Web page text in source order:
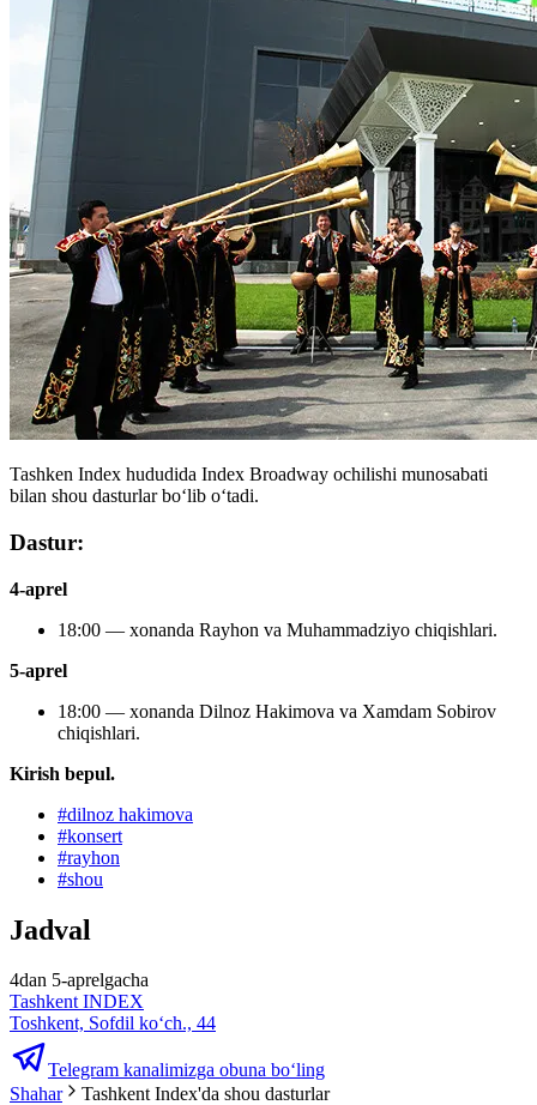
Tashken Index hududida Index Broadway ochilishi munosabati
bilan shou dasturlar boʻlib oʻtadi.
Dastur:
4-aprel
18:00 — xonanda Rayhon va Muhammadziyo chiqishlari.
5-aprel
18:00 — xonanda Dilnoz Hakimova va Xamdam Sobirov
chiqishlari.
Kirish bepul.
#dilnoz hakimova
#konsert
#rayhon
#shou
Jadval
4dan 5-aprelgacha
Tashkent INDEX
Toshkent, Sofdil ko‘ch., 44
Telegram kanalimizga obuna bo‘ling
Shahar
Tashkent Index'da shou dasturlar